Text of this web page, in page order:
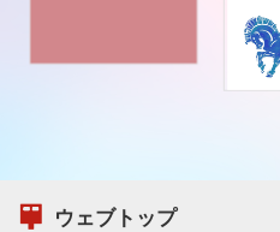
ウェブトップ